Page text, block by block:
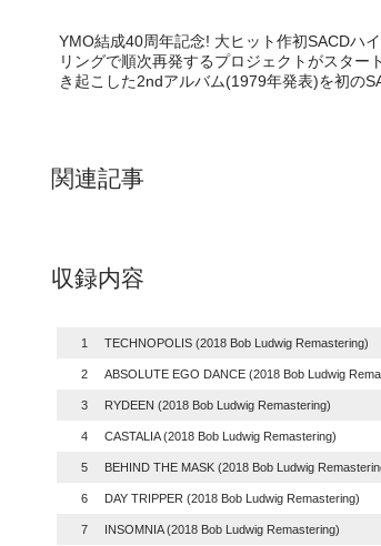
YMO結成40周年記念! 大ヒット作初SACDハ
リングで順次再発するプロジェクトがスタ
き起こした2ndアルバム(1979年発表)を初の
関連記事
収録内容
1 TECHNOPOLIS (2018 Bob Ludwig Remastering)
2 ABSOLUTE EGO DANCE (2018 Bob Ludwig
3 RYDEEN (2018 Bob Ludwig Remastering)
4 CASTALIA (2018 Bob Ludwig Remastering)
5 BEHIND THE MASK (2018 Bob Ludwig
6 DAY TRIPPER (2018 Bob Ludwig Remastering)
7 INSOMNIA (2018 Bob Ludwig Remastering)